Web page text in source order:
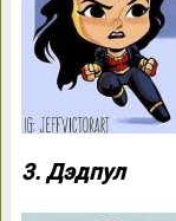
3. Дэдпул